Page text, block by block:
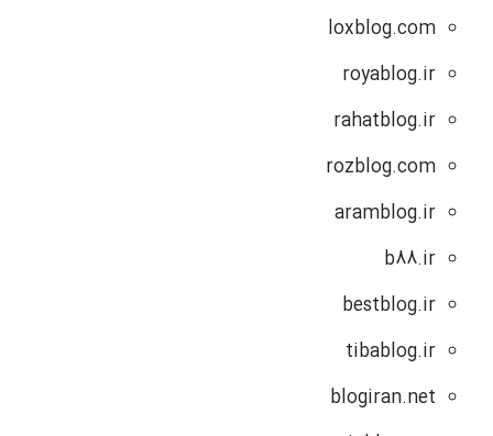
loxblog.com
royablog.ir
rahatblog.ir
rozblog.com
aramblog.ir
b88.ir
bestblog.ir
tibablog.ir
blogiran.net